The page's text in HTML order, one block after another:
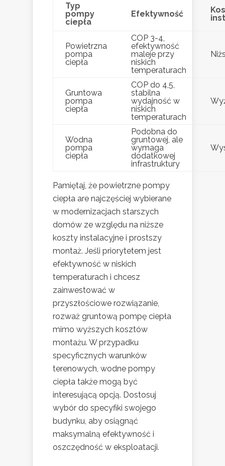
Typ
pompy
ciepła
Efektywność
Powietrzna
pompa
ciepła
COP 3-4,
efektywność
maleje przy
niskich
temperaturach
Gruntowa
pompa
ciepła
COP do 4,5,
stabilna
wydajność w
niskich
temperaturach
Wodna
pompa
ciepła
Podobna do
gruntowej, ale
wymaga
dodatkowej
infrastruktury
Pamiętaj, że powietrzne pompy
ciepła are najczęściej wybierane
w modernizacjach starszych
domów ze względu na niższe
koszty instalacyjne i prostszy
montaż. Jeśli priorytetem jest
efektywność w niskich
temperaturach i chcesz
zainwestować w
przyszłościowe rozwiązanie,
rozważ gruntową pompę ciepła
mimo wyższych kosztów
montażu. W przypadku
specyficznych warunków
terenowych, wodne pompy
ciepła także mogą być
interesującą opcją. Dostosuj
wybór do specyfiki swojego
budynku, aby osiągnąć
maksymalną efektywność i
oszczędność w eksploatacji.